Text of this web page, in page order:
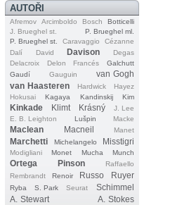
AUTOŘI
Afremov Arcimboldo Bosch
Botticelli
J. Brueghel st.
P. Brueghel ml.
P. Brueghel st.
Caravaggio
Cézanne
Dalí
David Davison
Degas
Delacroix
Delon Francés
Galchutt
Gaudí
Gauguin
van Gogh
van Haasteren
Hardwick
Hayez
Hokusai
Kagaya Kandinskij Kim
Kinkade Klimt Krásný
J. Lee
E. B. Leighton
Lušpin Macke
Maclean Macneil Manet
Marchetti Michelangelo Misstigri
Modigliani Monet Mucha Munch
Ortega Pinson
Raffaello
Rembrandt
Renoir Russo Ruyer
Ryba S. Park Seurat
Schimmel
A. Stewart
A. Stokes